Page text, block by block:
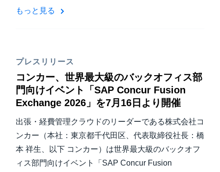
もっと見る
プレスリリース
コンカー、世界最大級のバックオフィス部
門向けイベント「SAP Concur Fusion
Exchange 2026」を7月16日より開催
出張・経費管理クラウドのリーダーである株式会社コ
ンカー（本社：東京都千代田区、代表取締役社長：橋
本 祥生、以下 コンカー）は世界最大級のバックオフ
ィス部門向けイベント「SAP Concur Fusion